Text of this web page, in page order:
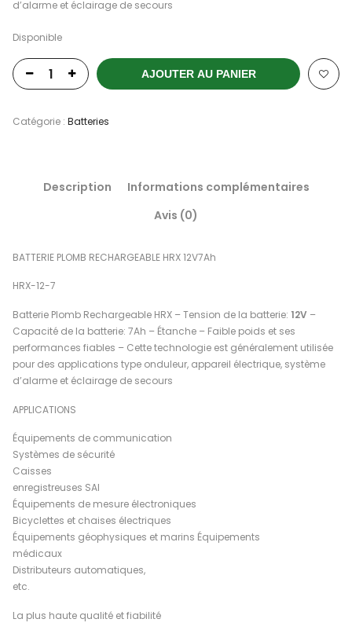
d’alarme et éclairage de secours
Disponible
AJOUTER AU PANIER
Catégorie : Batteries
Description
Informations complémentaires
Avis (0)
BATTERIE PLOMB RECHARGEABLE HRX 12V7Ah
HRX-12-7
Batterie Plomb Rechargeable HRX – Tension de la batterie: 12V –
Capacité de la batterie: 7Ah – Étanche – Faible poids et ses
performances fiables – Cette technologie est généralement utilisée
pour des applications type onduleur, appareil électrique, système
d’alarme et éclairage de secours
APPLICATIONS
Équipements de communication
Systèmes de sécurité
Caisses
enregistreuses SAI
Équipements de mesure électroniques
Bicyclettes et chaises électriques
Équipements géophysiques et marins Équipements
médicaux
Distributeurs automatiques,
etc.
La plus haute qualité et fiabilité